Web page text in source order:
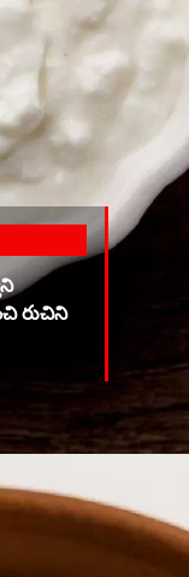
రుచిని